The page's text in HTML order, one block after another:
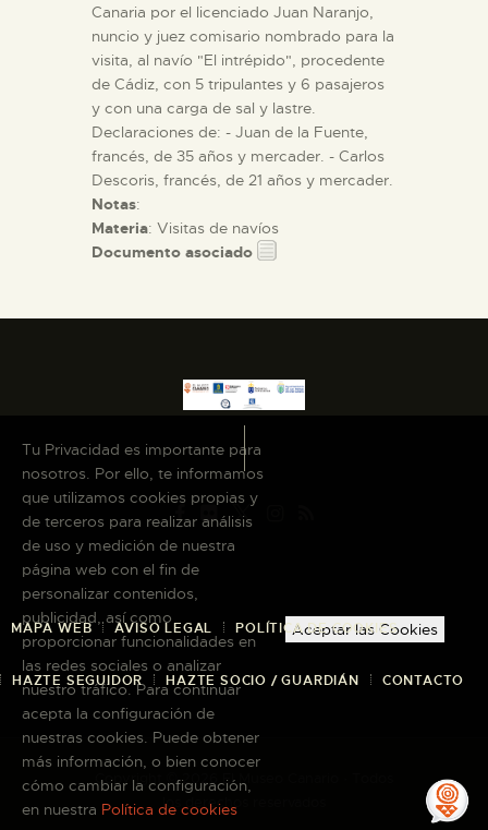
Canaria por el licenciado Juan Naranjo,
nuncio y juez comisario nombrado para la
visita, al navío "El intrépido", procedente
de Cádiz, con 5 tripulantes y 6 pasajeros
y con una carga de sal y lastre.
Declaraciones de: - Juan de la Fuente,
francés, de 35 años y mercader. - Carlos
Descoris, francés, de 21 años y mercader.
Notas:
Materia: Visitas de navíos
Documento asociado
MAPA WEB AVISO LEGAL POLÍTICA DE COOKIES
HAZTE SEGUIDOR HAZTE SOCIO / GUARDIÁN CONTACTO
Copyright © 2026 El Museo Canario · Todos
los derechos reservados
Tu Privacidad es importante para
nosotros. Por ello, te informamos
que utilizamos cookies propias y
de terceros para realizar análisis
de uso y medición de nuestra
página web con el fin de
personalizar contenidos,
publicidad, así como
proporcionar funcionalidades en
las redes sociales o analizar
nuestro tráfico. Para continuar
acepta la configuración de
nuestras cookies. Puede obtener
más información, o bien conocer
cómo cambiar la configuración,
en nuestra Política de cookies
Aceptar las Cookies